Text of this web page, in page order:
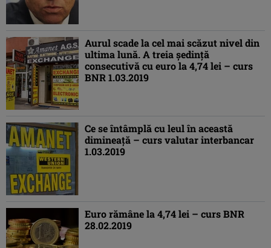
Aurul scade la cel mai scăzut nivel din
ultima lună. A treia şedinţă
consecutivă cu euro la 4,74 lei – curs
BNR 1.03.2019
Ce se întâmplă cu leul în această
dimineaţă – curs valutar interbancar
1.03.2019
Euro rămâne la 4,74 lei – curs BNR
28.02.2019